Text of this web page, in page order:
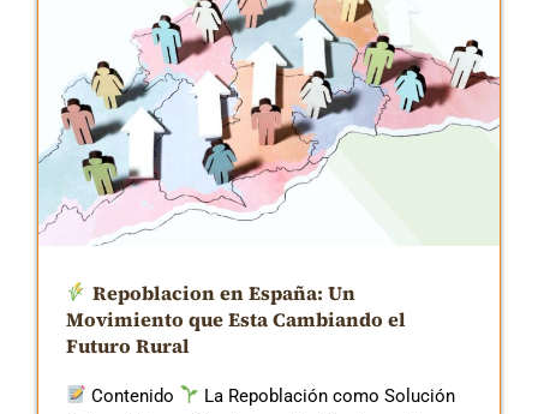
Repoblacion en España: Un
Movimiento que Esta Cambiando el
Futuro Rural
Contenido
La Repoblación como Solución